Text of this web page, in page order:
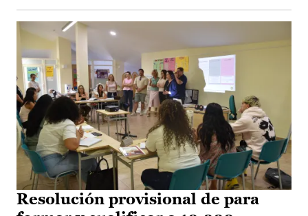
Resolución provisional de para